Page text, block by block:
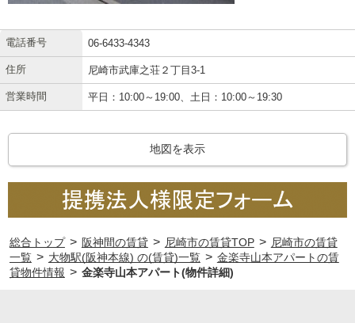
電話番号 06-6433-4343
住所 尼崎市武庫之荘２丁目3-1
営業時間 平日：10:00～19:00、土日：10:00～19:30
地図を表示
総合トップ > 阪神間の賃貸 > 尼崎市の賃貸TOP > 尼崎市の賃貸
一覧 > 大物駅(阪神本線) の(賃貸)一覧 > 金楽寺山本アパートの賃
貸物件情報 > 金楽寺山本アパート(物件詳細)